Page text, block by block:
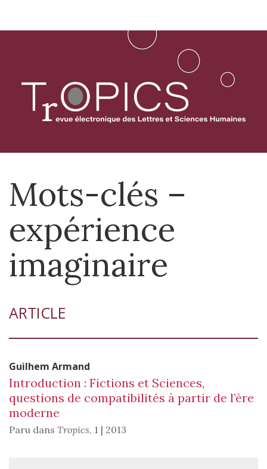
Aller
Mots-clés –
expérience
imaginaire
ARTICLE
Guilhem Armand
Introduction : Fictions et Sciences,
questions de compatibilités à partir de l’ère
moderne
Paru dans Tropics, 1 | 2013